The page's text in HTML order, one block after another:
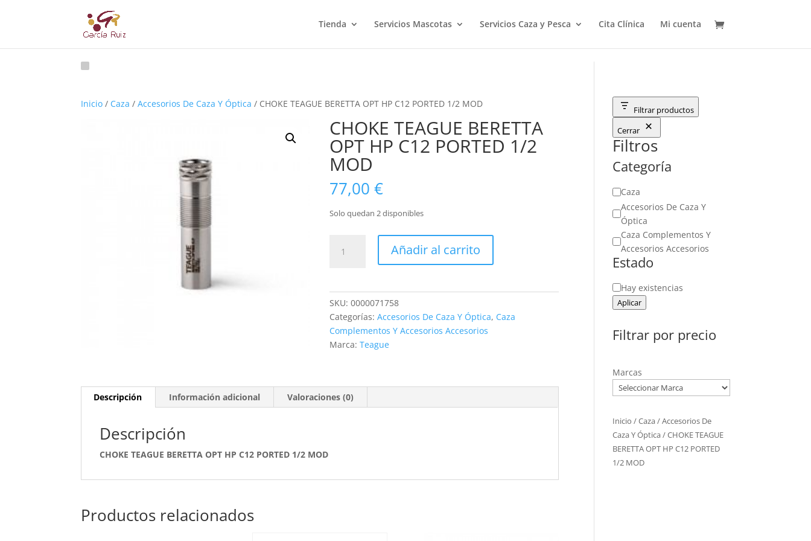
Tienda Servicios Mascotas Servicios Caza y Pesca Cita Clínica Mi cuenta
Inicio / Caza /Accesorios De Caza Y Óptica / CHOKE TEAGUE BERETTA OPT HP C12 PORTED 1/2 MOD
CHOKE TEAGUE BERETTA
OPT HP C12 PORTED 1/2
MOD
77,00€
Solo quedan 2 disponibles
TEAGUE
PORTED
Añadir al carrito
SKU:0000071758
Categorías:Accesorios De Caza Y Óptica, Caza
Complementos Y Accesorios Accesorios
Marca:Teague
Descripción Información adicional Valoraciones (0)
Descripción
CHOKE TEAGUE BERETTA OPT HP C12 PORTED 1/2 MOD
Productos relacionados
Filtrar productos
Cerrar
Filtros
Categoría
Categoría
Caza
Accesorios De Caza Y
Óptica
Caza Complementos Y
Accesorios Accesorios
Estado
Estado
Hay existencias
Aplicar
Filtrar por precio
Marcas
Inicio /Caza/Accesorios De
Caza Y Óptica/ CHOKE TEAGUE
BERETTA OPT HP C12 PORTED
1/2 MOD